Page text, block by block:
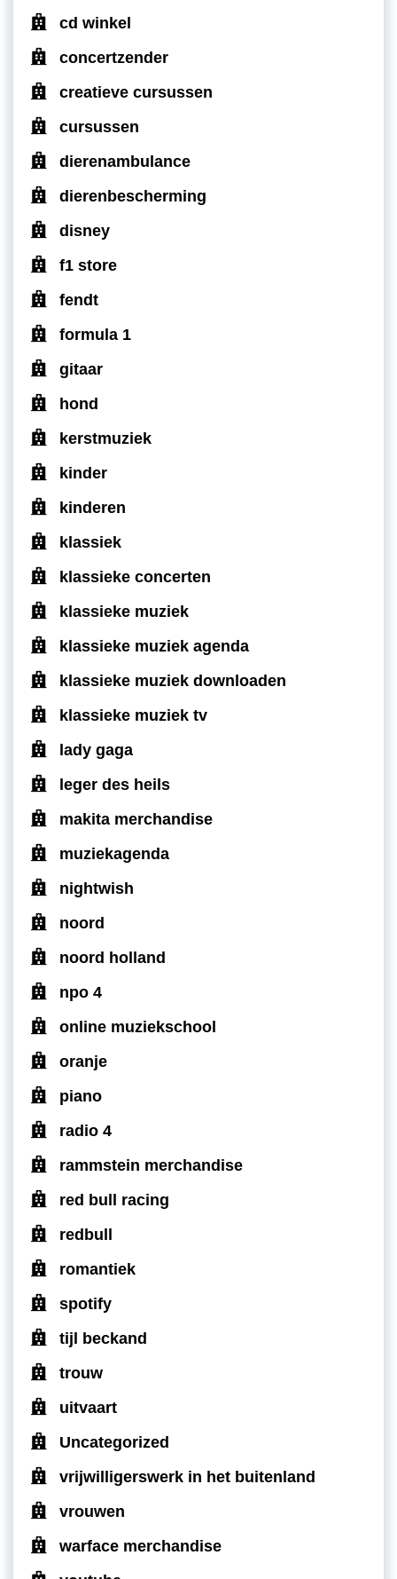
cd winkel
concertzender
creatieve cursussen
cursussen
dierenambulance
dierenbescherming
disney
f1 store
fendt
formula 1
gitaar
hond
kerstmuziek
kinder
kinderen
klassiek
klassieke concerten
klassieke muziek
klassieke muziek agenda
klassieke muziek downloaden
klassieke muziek tv
lady gaga
leger des heils
makita merchandise
muziekagenda
nightwish
noord
noord holland
npo 4
online muziekschool
oranje
piano
radio 4
rammstein merchandise
red bull racing
redbull
romantiek
spotify
tijl beckand
trouw
uitvaart
Uncategorized
vrijwilligerswerk in het buitenland
vrouwen
warface merchandise